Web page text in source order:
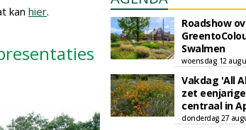
kan hier.
Roadshow
Swalmen
woensdag 12
Vakdag 'All
zet
centraal in
donderdag 27